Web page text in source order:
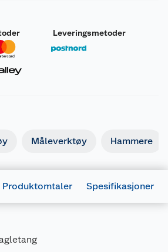
Leveringsmetoder
Måleverktøy Hammere
Produktomtaler Spesifikasjoner